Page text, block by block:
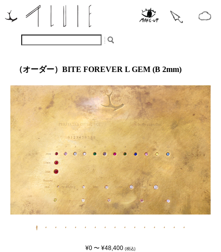
（オーダー）BITE FOREVER L GEM (B 2mm)
¥0 〜 ¥48,400 (税込)